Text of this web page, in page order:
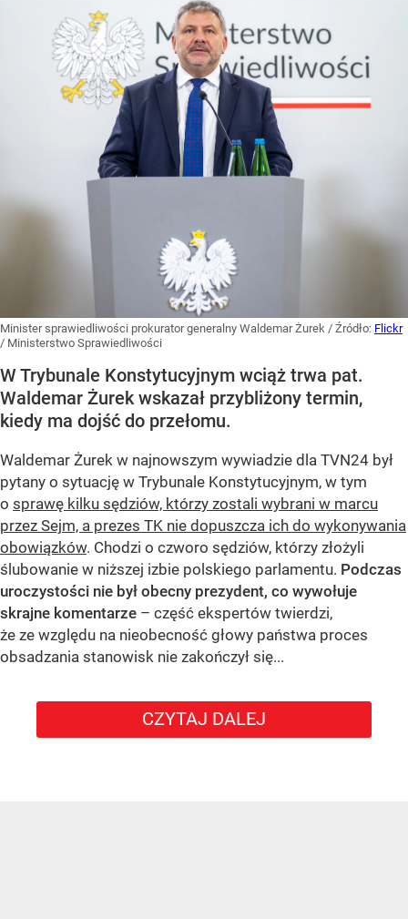
Minister sprawiedliwości prokurator generalny Waldemar Żurek / Źródło: Flickr
/ Ministerstwo Sprawiedliwości
W Trybunale Konstytucyjnym wciąż trwa pat.
Waldemar Żurek wskazał przybliżony termin,
kiedy ma dojść do przełomu.
Waldemar Żurek w najnowszym wywiadzie dla TVN24 był
pytany o sytuację w Trybunale Konstytucyjnym, w tym
o sprawę kilku sędziów, którzy zostali wybrani w marcu
przez Sejm, a prezes TK nie dopuszcza ich do wykonywania
obowiązków. Chodzi o czworo sędziów, którzy złożyli
ślubowanie w niższej izbie polskiego parlamentu. Podczas
uroczystości nie był obecny prezydent, co wywołuje
skrajne komentarze – część ekspertów twierdzi,
że ze względu na nieobecność głowy państwa proces
obsadzania stanowisk nie zakończył się...
CZYTAJ DALEJ